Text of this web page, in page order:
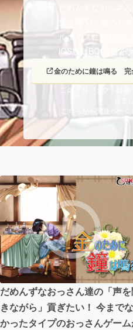
ビジネス・起業
まちづくり・地域
CAMPFIRE for Social
CAMPFIREふるさと納
だめんずなおっさ
指すRPG「金のた
ルボイスになりまし
iOS版はBOOTHで販
金のために鐘は鳴る 完
このプロジェクトは
こちらから関連ペー
だめんずなおっさん達の「声
きながら」貢ぎたい！ 今までな
かったタイプのおっさんゲー